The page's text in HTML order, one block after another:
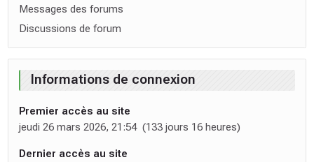
Messages des forums
Discussions de forum
Informations de connexion
Premier accès au site
jeudi 26 mars 2026, 21:54 (133 jours 16 heures)
Dernier accès au site